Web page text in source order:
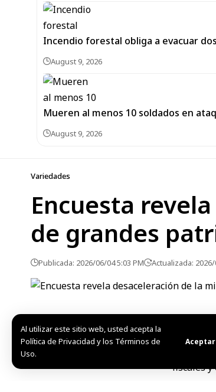
Al utilizar este sitio web, usted acepta la
Política de Privacidad y los Términos de
Uso.
Aceptar
Incendio forestal obliga a evacuar
August 9, 2026
Mueren al menos 10 soldados en
August 9, 2026
Variedades
Encuesta
de grandes
Publicada: 2026/06/04 5:03 PM Actualizada:
que la
fiscales y